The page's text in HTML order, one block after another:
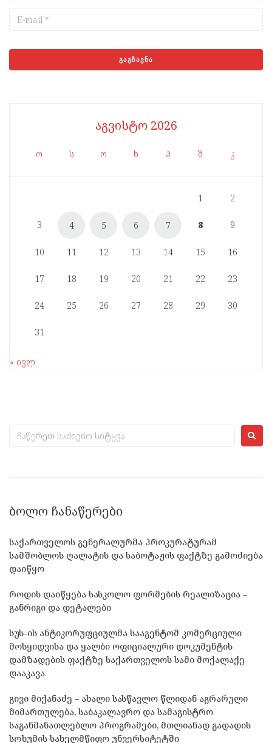
აგვისტო 2026
ო ს ო ხ პ შ კ
1 2
3 4 5 6 7 8 9
10 11 12 13 14 15 16
17 18 19 20 21 22 23
24 25 26 27 28 29 30
31
« ივლ
ᲑᲝᲚᲝ ᲩᲐᲜᲐᲬᲔᲠᲔᲑᲘ
საქართველოს გენერალურმა პროკურატურამ
სამშობლოს ღალატის და საბოტაჟის ფაქტზე გამოძიება
დაიწყო
როდის დაიწყება სასკოლო ფორმების რეალიზაცია –
განრიგი და დეტალები
სუს-ის ანტიკორუფციულმა სააგენტომ კომერციული
მოსყიდვისა და ყალბი ოფიციალური დოკუმენტის
დამზადების ფაქტზე საქართველოს სამი მოქალაქე
დააკავა
გივი მიქანაძე – ახალი სასწავლო წლიდან აგრარული
მიმართულება, საბაკალავრო და სამაგისტრო
საგანმანათლებლო პროგრამები, მთლიანად გადადის
სოხუმის სახელმწიფო უნვერსიტეტში